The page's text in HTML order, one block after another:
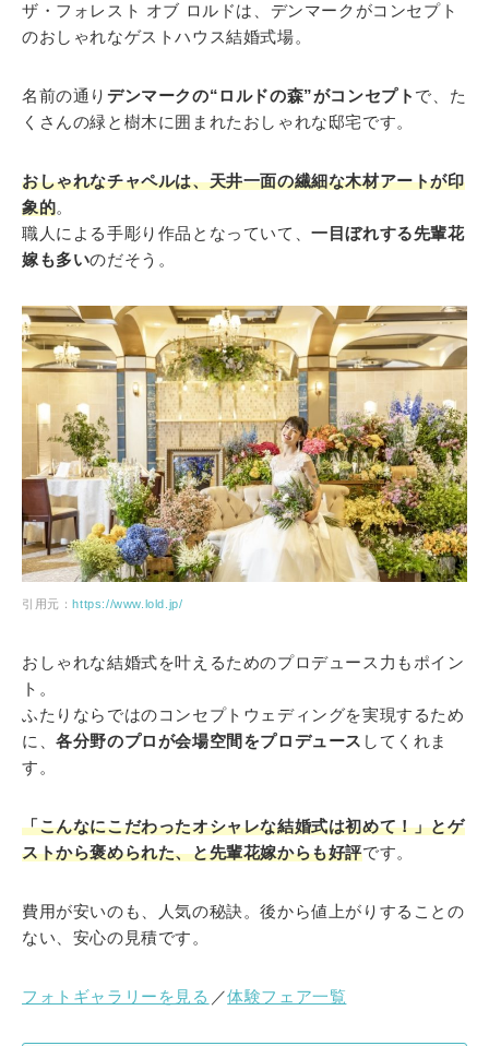
ザ・フォレスト オブ ロルドは、デンマークがコンセプト
のおしゃれなゲストハウス結婚式場。
名前の通り デンマークの“ロルドの森”がコンセプト で、た
くさんの緑と樹木に囲まれたおしゃれな邸宅です。
おしゃれなチャペルは、天井一面の繊細な木材アートが印
象的。
職人による手彫り作品となっていて、一目ぼれする先輩花
嫁も多いのだそう。
引用元：https://www.lold.jp/
おしゃれな結婚式を叶えるためのプロデュース力もポイン
ト。
ふたりならではのコンセプトウェディングを実現するため
に、各分野のプロが会場空間をプロデュース してくれま
す。
「こんなにこだわったオシャレな結婚式は初めて！」とゲ
ストから褒められた、と先輩花嫁からも好評です。
費用が安いのも、人気の秘訣。後から値上がりすることの
ない、安心の見積です。
フォトギャラリーを見る ／体験フェア一覧